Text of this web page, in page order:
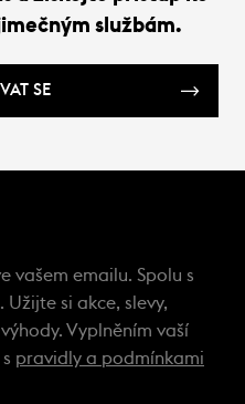
službám.
SE
vašem emailu. Spolu s
si akce, slevy,
Vyplněním vaší
pravidly a podmínkami